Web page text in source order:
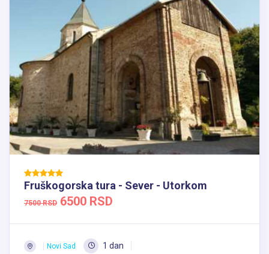
Fruškogorska tura - Sever - Utorkom
7500 RSD 6500 RSD
Novi Sad 1 dan